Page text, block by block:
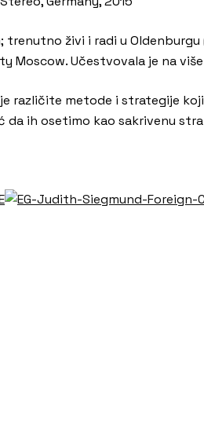
trenutno živi i radi u
Moscow. Učestvovala je na
različite metode i strategije
da ih osetimo kao sakrivenu